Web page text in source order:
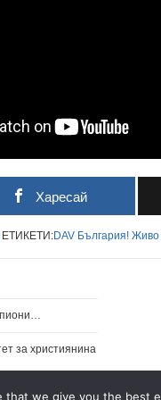
Харесай
ЕТИКЕТИ:DAV България! Живо
за християнина
that we give you the best